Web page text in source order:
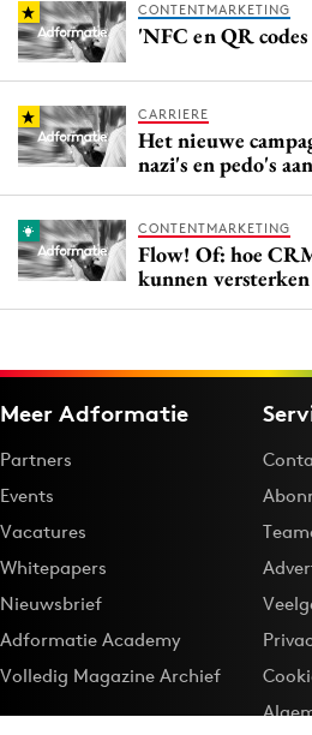
CONTENTMARKETING
'NFC en QR
CARRIERE
Het nieuwe
nazi's en pedo's
CONTENTMARKETING
Flow! Of: hoe
kunnen
Meer Adformatie
Partners
Events
Vacatures
Whitepapers
Nieuwsbrief
Adformatie Academy
Volledig Magazine Archief